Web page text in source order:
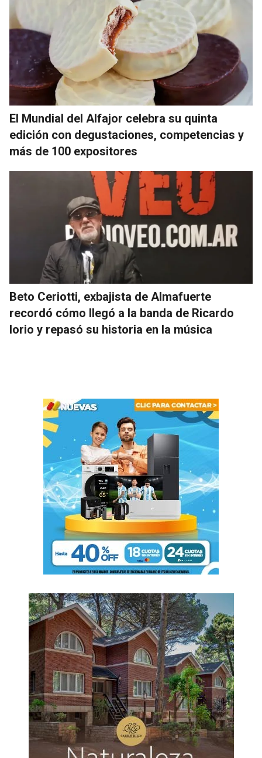
El Mundial del Alfajor celebra su quinta
edición con degustaciones, competencias y
más de 100 expositores
Beto Ceriotti, exbajista de Almafuerte
recordó cómo llegó a la banda de Ricardo
Iorio y repasó su historia en la música